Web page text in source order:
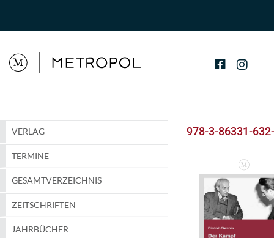
VERLAG
TERMINE
GESAMTVERZEICHNIS
ZEITSCHRIFTEN
JAHRBÜCHER
978-3-86331-